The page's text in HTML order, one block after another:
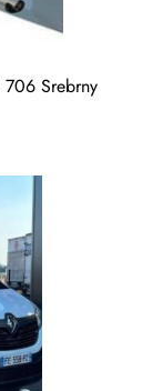
706 Srebrny